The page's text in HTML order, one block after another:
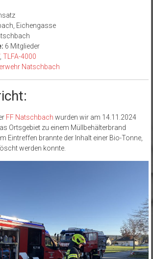
Eichengasse
6 Mitglieder
TLFA-4000
Natschbach
FF Natschbach wurden wir am 14.11.2024
Ortsgebiet zu einem Müllbehälterbrand
Eintreffen brannte der Inhalt einer Bio-Tonne,
werden konnte.